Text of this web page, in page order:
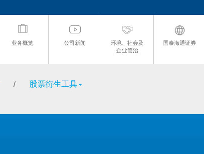
业务概览 公司新闻
环境、社会及
企业管治
国泰海通证券
/ 股票衍生工具